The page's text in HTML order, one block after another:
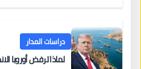
دراسات المدار
لماذا ترفض أوروبا